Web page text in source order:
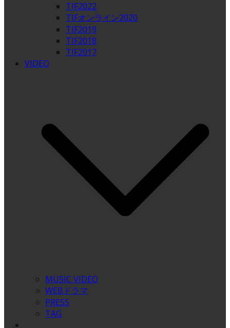
TIF2022
TIFオンライン2020
TIF2019
TIF2018
TIF2017
VIDEO
MUSIC VIDEO
WEBドラマ
PRESS
TAG